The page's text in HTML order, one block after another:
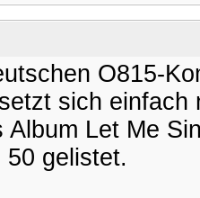
O815-
sich
Album Let Me
50 gelistet.